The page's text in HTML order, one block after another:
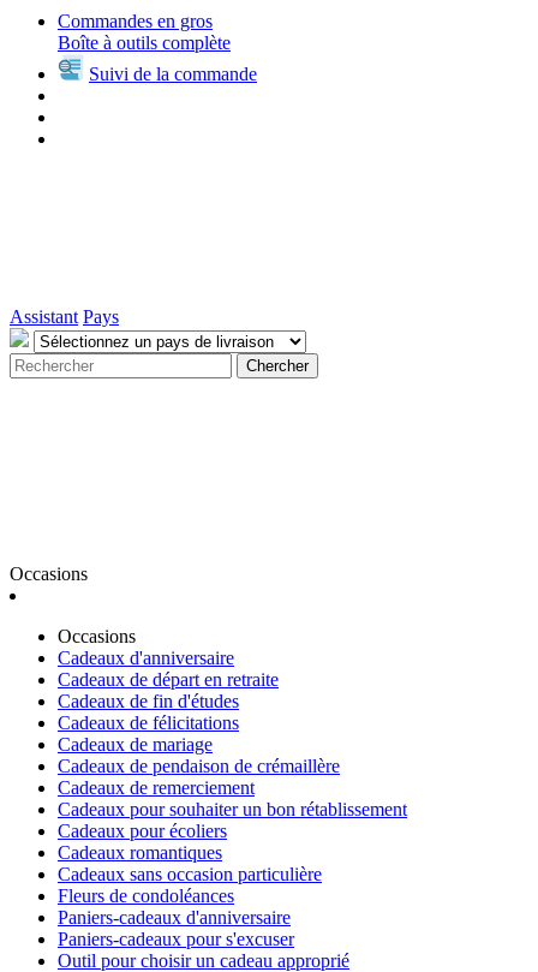
Commandes en gros
Boîte à outils complète
Suivi de la commande
Assistant Pays
Chercher
Occasions
Occasions
Cadeaux d'anniversaire
Cadeaux de départ en retraite
Cadeaux de fin d'études
Cadeaux de félicitations
Cadeaux de mariage
Cadeaux de pendaison de crémaillère
Cadeaux de remerciement
Cadeaux pour souhaiter un bon rétablissement
Cadeaux pour écoliers
Cadeaux romantiques
Cadeaux sans occasion particulière
Fleurs de condoléances
Paniers-cadeaux d'anniversaire
Paniers-cadeaux pour s'excuser
Outil pour choisir un cadeau approprié